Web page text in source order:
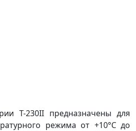
Т-230II предназначены для
режима от +10°C до